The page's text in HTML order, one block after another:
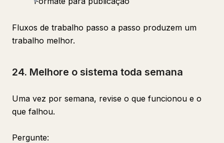
Fluxos de trabalho passo a passo produzem um
trabalho melhor.
24. Melhore o sistema toda semana
Uma vez por semana, revise o que funcionou e o
que falhou.
Pergunte: